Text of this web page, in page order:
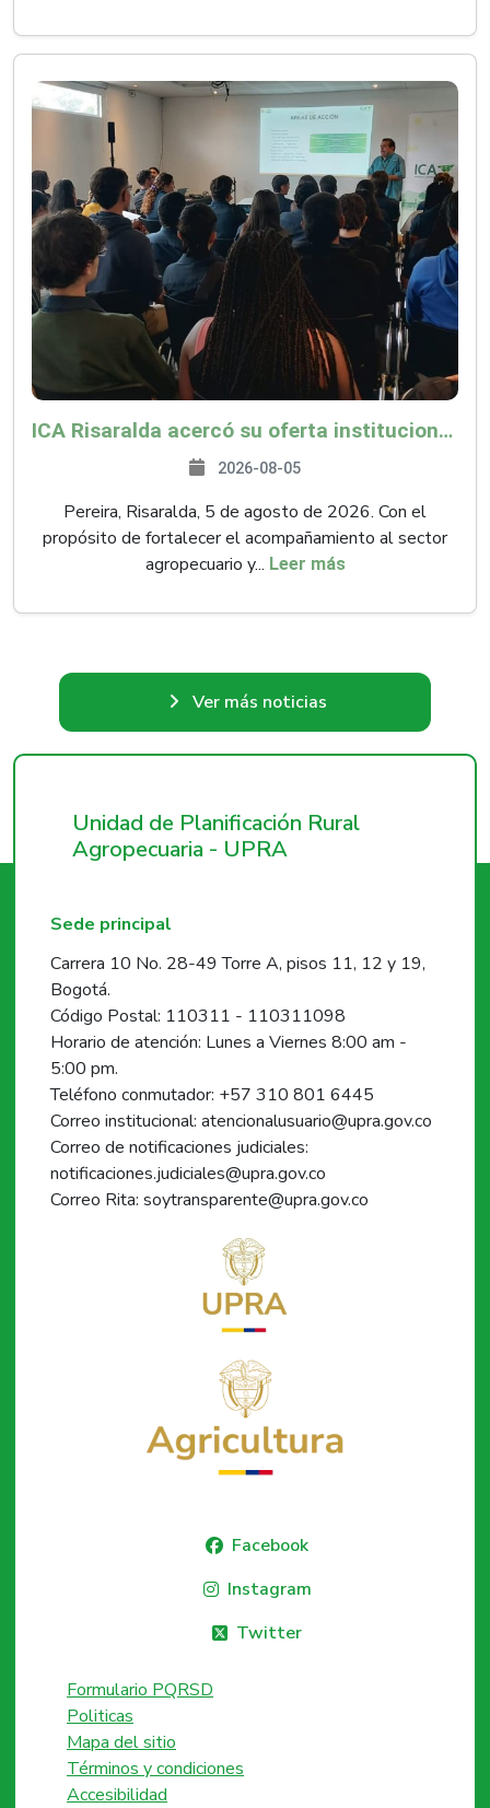
ICA Risaralda acercó su oferta institucional a productores y emprendedores en Expocamello
2026-08-05
Pereira, Risaralda, 5 de agosto de 2026. Con el
propósito de fortalecer el acompañamiento al sector
agropecuario y... Leer más
Ver más noticias
Unidad de Planificación Rural
Agropecuaria - UPRA
Sede principal
Carrera 10 No. 28-49 Torre A, pisos 11, 12 y 19,
Bogotá.
Código Postal: 110311 - 110311098
Horario de atención: Lunes a Viernes 8:00 am -
5:00 pm.
Teléfono conmutador: +57 310 801 6445
Correo institucional: atencionalusuario@upra.gov.co
Correo de notificaciones judiciales:
notificaciones.judiciales@upra.gov.co
Correo Rita: soytransparente@upra.gov.co
Facebook
Instagram
Twitter
Formulario PQRSD
Politicas
Mapa del sitio
Términos y condiciones
Accesibilidad